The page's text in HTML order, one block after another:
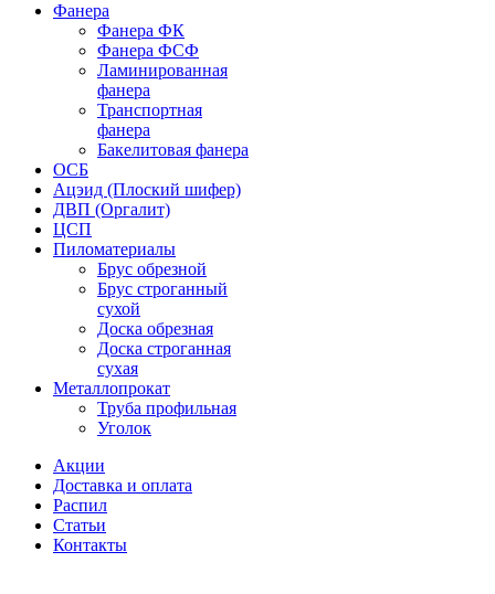
Фанера
Фанера ФК
Фанера ФСФ
Ламинированная
фанера
Транспортная
фанера
Бакелитовая фанера
ОСБ
Ацэид (Плоский шифер)
ДВП (Оргалит)
ЦСП
Пиломатериалы
Брус обрезной
Брус строганный
сухой
Доска обрезная
Доска строганная
сухая
Металлопрокат
Труба профильная
Уголок
Акции
Доставка и оплата
Распил
Cтатьи
Контакты